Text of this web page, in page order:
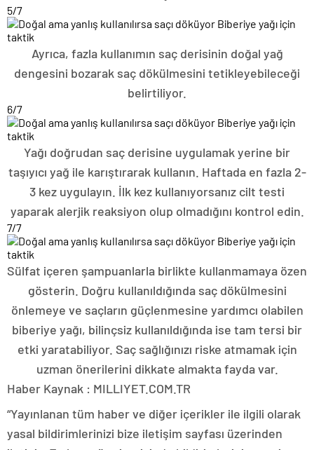
5/7
Ayrıca, fazla kullanımın saç derisinin doğal yağ
dengesini bozarak saç dökülmesini tetikleyebileceği
belirtiliyor.
6/7
Yağı doğrudan saç derisine uygulamak yerine bir
taşıyıcı yağ ile karıştırarak kullanın. Haftada en fazla 2-
3 kez uygulayın. İlk kez kullanıyorsanız cilt testi
yaparak alerjik reaksiyon olup olmadığını kontrol edin.
7/7
Sülfat içeren şampuanlarla birlikte kullanmamaya özen
gösterin. Doğru kullanıldığında saç dökülmesini
önlemeye ve saçların güçlenmesine yardımcı olabilen
biberiye yağı, bilinçsiz kullanıldığında ise tam tersi bir
etki yaratabiliyor. Saç sağlığınızı riske atmamak için
uzman önerilerini dikkate almakta fayda var.
Haber Kaynak : MILLIYET.COM.TR
“Yayınlanan tüm haber ve diğer içerikler ile ilgili olarak
yasal bildirimlerinizi bize iletişim sayfası üzerinden